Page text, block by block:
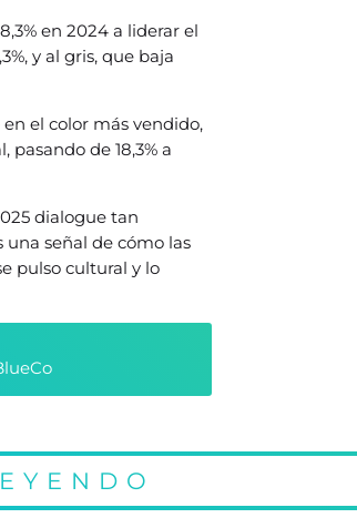
en 2024 a liderar el
y al gris, que baja
el color más vendido,
de 18,3% a
dialogue tan
señal de cómo las
pulso cultural y lo